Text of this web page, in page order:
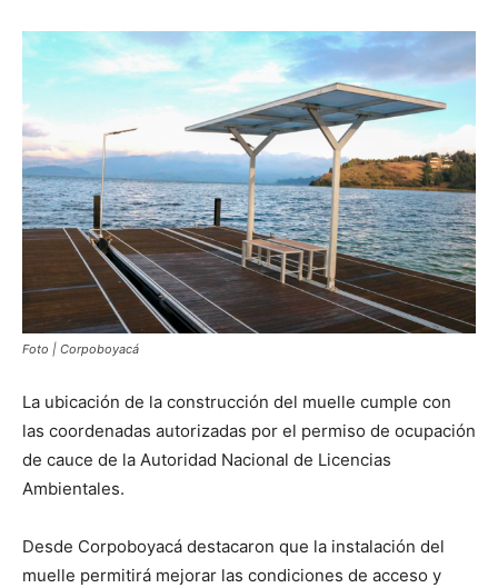
Foto | Corpoboyacá
La ubicación de la construcción del muelle cumple con
las coordenadas autorizadas por el permiso de ocupación
de cauce de la Autoridad Nacional de Licencias
Ambientales.
Desde Corpoboyacá destacaron que la instalación del
muelle permitirá mejorar las condiciones de acceso y